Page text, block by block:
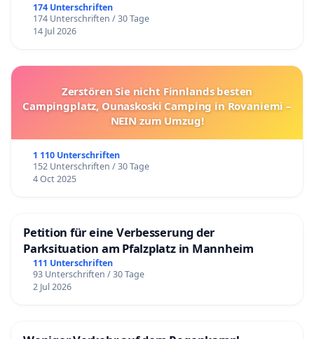
174 Unterschriften
174 Unterschriften / 30 Tage
14 Jul 2026
Zerstören Sie nicht Finnlands besten
Campingplatz, Ounaskoski Camping in Rovaniemi –
NEIN zum Umzug!
1 110 Unterschriften
152 Unterschriften / 30 Tage
4 Oct 2025
Petition für eine Verbesserung der
Parksituation am Pfalzplatz in Mannheim
111 Unterschriften
93 Unterschriften / 30 Tage
2 Jul 2026